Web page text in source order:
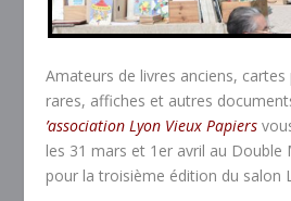
Amateurs de livres anciens,
rares, affiches et autres
’association Lyon Vieux Papiers
les 31 mars et 1er avril au Double
pour la troisième édition du salon